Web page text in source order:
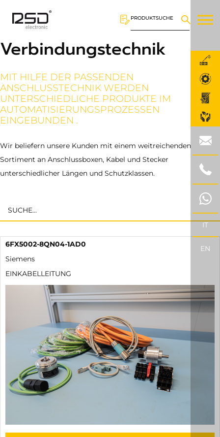
PRODUKTSUCHE
IT
EN
Verbindungstechnik
MIT HILFE DER PASSENDEN
ANSCHLUSSTECHNIK WERDEN
UNTERSCHIEDLICHE PRODUKTE IM
AUTOMATISIERUNGSPROZESSEN
EINGEBUNDEN .
Wir beliefern unsere Kunden mit einem weitreichenden
Sortiment an Anschlussboxen, Kabel und Stecker
unterschiedlicher Längen und Schutzklassen.
6FX5002-8QN04-1AD0
Siemens
EINKABELLEITUNG